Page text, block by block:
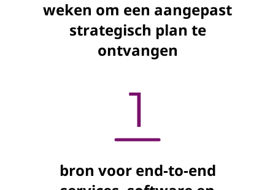
weken om een aangepast
strategisch plan te
ontvangen
bron voor end-to-end